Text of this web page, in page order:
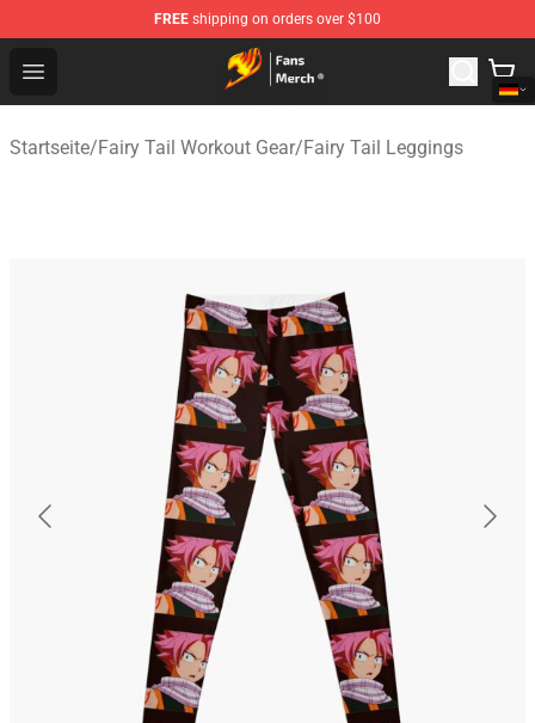
FREE shipping on orders over $100
Open menu
Fairy Tail Store - Official Fairy Tail Merchandise Shop
Startseite/Fairy Tail Workout Gear/Fairy Tail Leggings